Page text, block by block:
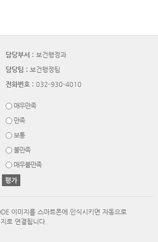
담당부서 : 보건행정과
담당팀 : 보건행정팀
전화번호 : 032-930-4010
매우만족
만족
보통
불만족
매우불만족
이미지를 스마트폰에 인식시키면 자동으로
로 연결됩니다.